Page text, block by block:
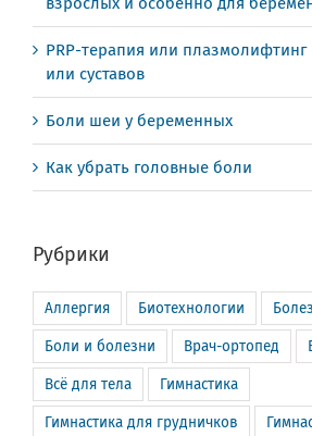
PRP-терапия или
или суставов
Боли шеи у беременных
Как убрать головные боли
Рубрики
Аллергия Биотехнологии
Боли и болезни Врач-ортопед
Всё для тела Гимнастика
Гимнастика для грудничков